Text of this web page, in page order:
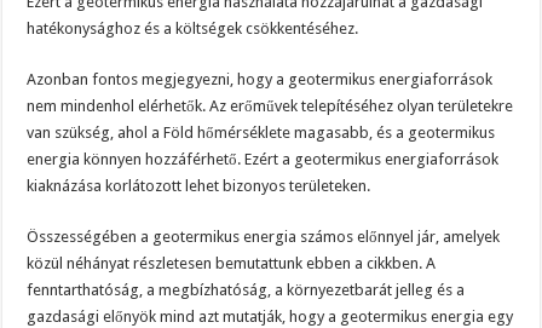
hatékonysághoz és a költségek csökkentéséhez.
Azonban fontos megjegyezni, hogy a geotermikus energiaforrások
nem mindenhol elérhetők. Az erőművek telepítéséhez olyan területekre
van szükség, ahol a Föld hőmérséklete magasabb, és a geotermikus
energia könnyen hozzáférhető. Ezért a geotermikus energiaforrások
kiaknázása korlátozott lehet bizonyos területeken.
Összességében a geotermikus energia számos előnnyel jár, amelyek
közül néhányat részletesen bemutattunk ebben a cikkben. A
fenntarthatóság, a megbízhatóság, a környezetbarát jelleg és a
gazdasági előnyök mind azt mutatják, hogy a geotermikus energia egy